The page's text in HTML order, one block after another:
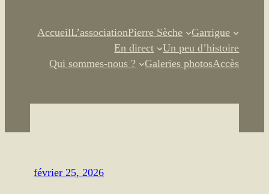
AccueilL’associationPierre Sèche
Garrigue
En direct
Un peu d’histoire
Qui sommes-nous ?
Galeries photosAccès
février 25, 2026